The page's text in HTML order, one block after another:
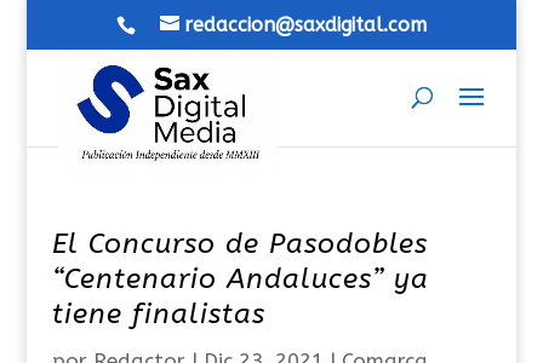
redaccion@saxdigital.com
El Concurso de Pasodobles
“Centenario Andaluces” ya
tiene finalistas